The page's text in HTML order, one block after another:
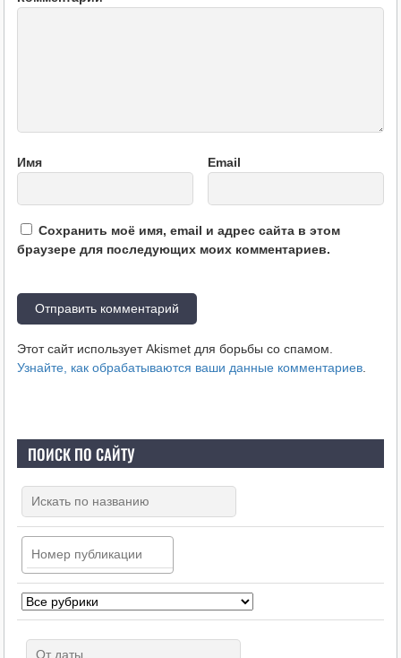
Имя Email
Сохранить моё имя, email и адрес сайта в этом
браузере для последующих моих комментариев.
Этот сайт использует Akismet для борьбы со спамом.
Узнайте, как обрабатываются ваши данные комментариев.
ПОИСК ПО САЙТУ